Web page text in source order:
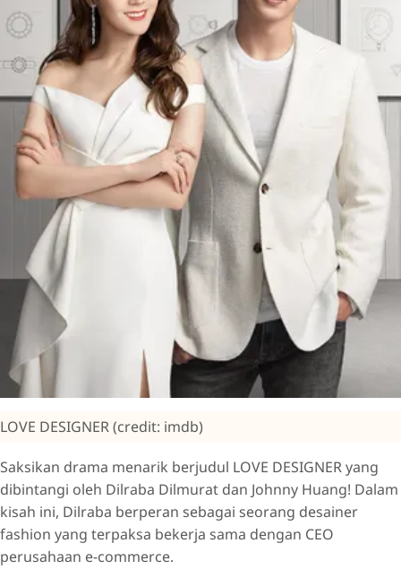
LOVE DESIGNER (credit: imdb)
Saksikan drama menarik berjudul LOVE DESIGNER yang
dibintangi oleh Dilraba Dilmurat dan Johnny Huang! Dalam
kisah ini, Dilraba berperan sebagai seorang desainer
fashion yang terpaksa bekerja sama dengan CEO
perusahaan e-commerce.